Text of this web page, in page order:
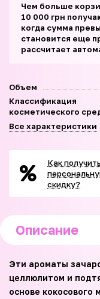
Чем больше
10 000 грн
когда сумма
становится еще
рассчитает
Объем
Классификация
косметического
Все характеристики
Как получить
скидку?
Описание
Эти ароматы
целлюлитом и
основе кокосового